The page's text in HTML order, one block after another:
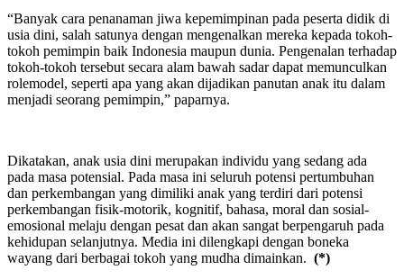
“Banyak cara penanaman jiwa kepemimpinan pada peserta didik di
usia dini, salah satunya dengan mengenalkan mereka kepada tokoh-
tokoh pemimpin baik Indonesia maupun dunia. Pengenalan terhadap
tokoh-tokoh tersebut secara alam bawah sadar dapat memunculkan
rolemodel, seperti apa yang akan dijadikan panutan anak itu dalam
menjadi seorang pemimpin,” paparnya.
Dikatakan, anak usia dini merupakan individu yang sedang ada
pada masa potensial. Pada masa ini seluruh potensi pertumbuhan
dan perkembangan yang dimiliki anak yang terdiri dari potensi
perkembangan fisik-motorik, kognitif, bahasa, moral dan sosial-
emosional melaju dengan pesat dan akan sangat berpengaruh pada
kehidupan selanjutnya. Media ini dilengkapi dengan boneka
wayang dari berbagai tokoh yang mudha dimainkan. (*)